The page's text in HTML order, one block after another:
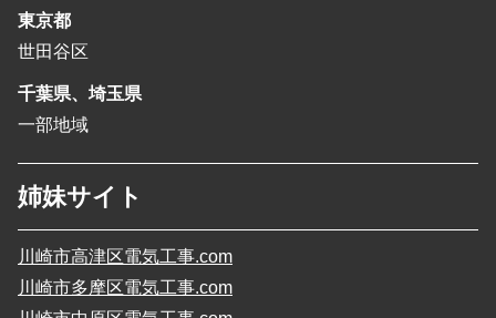
東京都
世田谷区
千葉県、埼玉県
一部地域
姉妹サイト
川崎市高津区電気工事.com
川崎市多摩区電気工事.com